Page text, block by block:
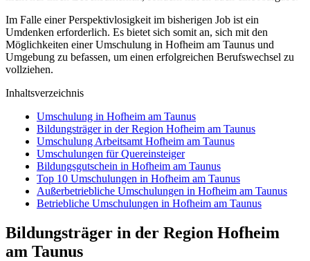
Im Falle einer Perspektivlosigkeit im bisherigen Job ist ein
Umdenken erforderlich. Es bietet sich somit an, sich mit den
Möglichkeiten einer Umschulung in Hofheim am Taunus und
Umgebung zu befassen, um einen erfolgreichen Berufswechsel zu
vollziehen.
Inhaltsverzeichnis
Umschulung in Hofheim am Taunus
Bildungsträger in der Region Hofheim am Taunus
Umschulung Arbeitsamt Hofheim am Taunus
Umschulungen für Quereinsteiger
Bildungsgutschein in Hofheim am Taunus
Top 10 Umschulungen in Hofheim am Taunus
Außerbetriebliche Umschulungen in Hofheim am Taunus
Betriebliche Umschulungen in Hofheim am Taunus
Bildungsträger in der Region Hofheim
am Taunus